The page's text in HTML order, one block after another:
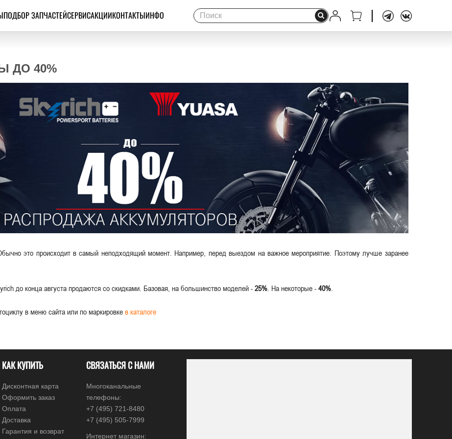
ПОДБОР ЗАПЧАСТЕЙСЕРВИСАКЦИИКОНТАКТЫИНФО
ДО 40%
это происходит в самый неподходящий момент. Например, перед выездом на важное мероприятие. Поэтому лучше заранее
до конца августа продаются со скидками. Базовая, на большинство моделей - 25%. На некоторые - 40%.
в меню сайта или по маркировке в каталоге
КАК КУПИТЬ
Дисконтная карта
Оформить заказ
Оплата
Доставка
Гарантия и возврат
СВЯЗАТЬСЯ С НАМИ
Многоканальные
телефоны:
+7 (495) 721-8480
+7 (495) 505-7999
Интернет магазин: